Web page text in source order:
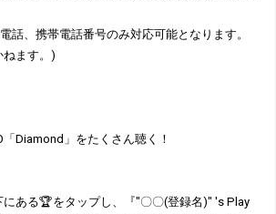
話、携帯電話番号のみ対応可能となります。
ねます。)
「Diamond」をたくさん聴く！
にある🏆をタップし、『"〇〇(登録名)" 's Play